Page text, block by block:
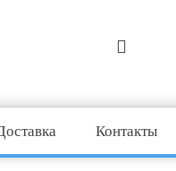
Контакты